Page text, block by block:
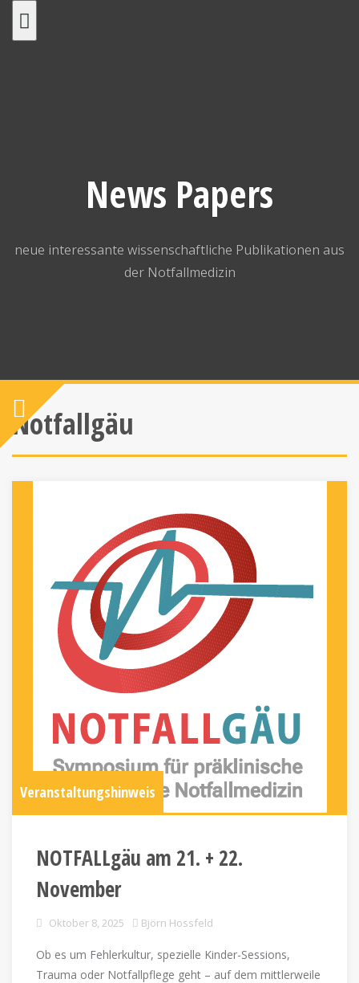
News Papers
neue interessante wissenschaftliche Publikationen aus
der Notfallmedizin
Notfallgäu
Veranstaltungshinweis
NOTFALLgäu am 21. + 22.
November
Oktober 8, 2025 Björn Hossfeld
Ob es um Fehlerkultur, spezielle Kinder-Sessions,
Trauma oder Notfallpflege geht – auf dem mittlerweile